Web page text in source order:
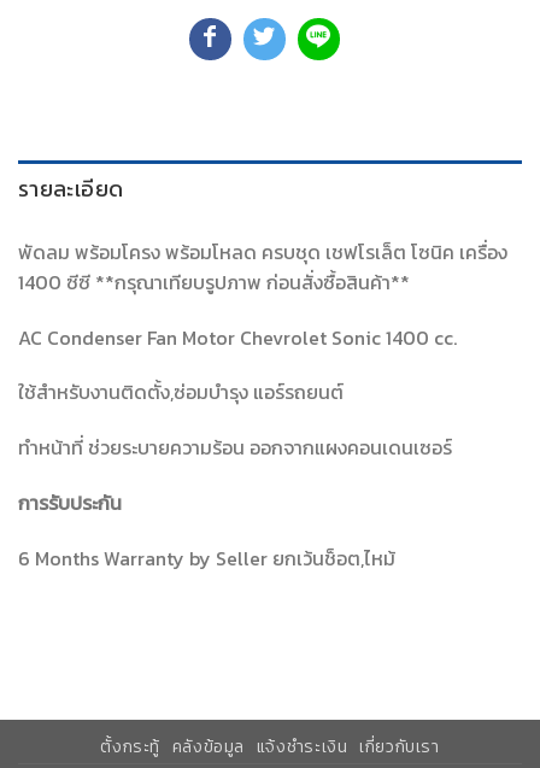
รายละเอียด
พัดลม พร้อมโครง พร้อมโหลด ครบชุด เชฟโรเล็ต โซนิค เครื่อง
1400 ซีซี **กรุณาเทียบรูปภาพ ก่อนสั่งซื้อสินค้า**
AC Condenser Fan Motor Chevrolet Sonic 1400 cc.
ใช้สำหรับงานติดตั้ง,ซ่อมบำรุง แอร์รถยนต์
ทำหน้าที่ ช่วยระบายความร้อน ออกจากแผงคอนเดนเซอร์
การรับประกัน
6 Months Warranty by Seller ยกเว้นช็อต,ไหม้
ตั้งกระทู้ คลังข้อมูล แจ้งชำระเงิน เกี่ยวกับเรา